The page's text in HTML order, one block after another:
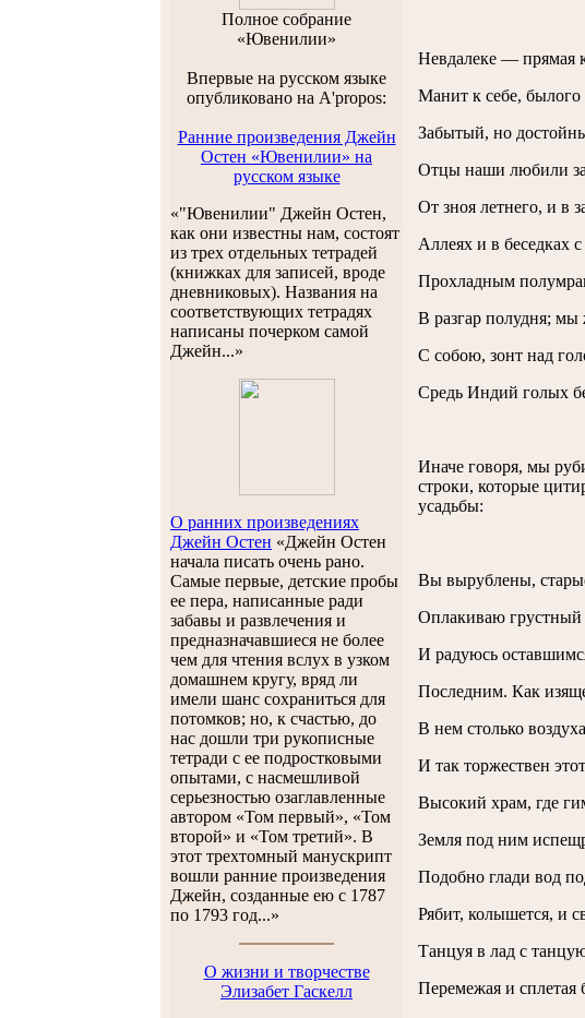
Полноe собраниe
«Ювенилии»
Впервые на русском языке
опубликовано на A'propos:
Ранние произведения Джейн
Остен «Ювенилии» на
русском языке
«"Ювенилии" Джейн Остен,
как они известны нам, состоят
из трех отдельных тетрадей
(книжках для записей, вроде
дневниковых). Названия на
соответствующих тетрадях
написаны почерком самой
Джейн...»
О ранних произведениях
Джейн Остен «Джейн Остен
начала писать очень рано.
Самые первые, детские пробы
ее пера, написанные ради
забавы и развлечения и
предназначавшиеся не более
чем для чтения вслух в узком
домашнем кругу, вряд ли
имели шанс сохраниться для
потомков; но, к счастью, до
нас дошли три рукописные
тетради с ее подростковыми
опытами, с насмешливой
серьезностью озаглавленные
автором «Том первый», «Том
второй» и «Том третий». В
этот трехтомный манускрипт
вошли ранние произведения
Джейн, созданные ею с 1787
по 1793 год...»
О жизни и творчестве
Элизабет Гаскелл
Невдалеке — прямая
Манит к себе, былого
Забытый, но
Отцы наши любили
От зноя летнего, и в
Аллеях и в беседках
Прохладным
В разгар полудня; мы
С собою, зонт над
Средь Индий голых
Иначе говоря, мы
строки, которые
усадьбы:
Вы вырублены,
Оплакиваю грустный
И радуюсь
Последним. Как
В нем столько
И так торжествен
Высокий храм, где
Земля под ним
Подобно глади вод
Рябит, колышется, и
Танцуя в лад с
Перемежая и сплетая